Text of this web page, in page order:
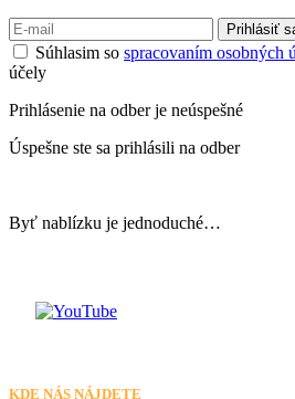
Prihlásiť
Súhlasim so spracovaním osobných
účely
Prihlásenie na odber je neúspešné
Úspešne ste sa prihlásili na odber
Byť nablízku je jednoduché…
KDE NÁS NÁJDETE